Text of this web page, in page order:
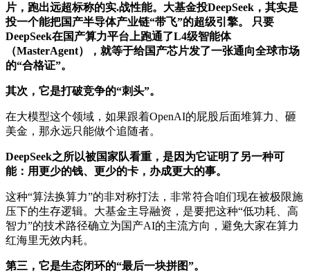
片，跑出远超标称的实.战性能。大基金投DeepSeek，其实是
投一个能把国产半导体产业链“带飞”的超级引擎。 只要
DeepSeek在国产算力平台上跑通了L4级智能体
（MasterAgent），就等于给国产芯片发了一张通向全球市场
的“合格证”。
其次，它是打破竞争的“刺头”。
在大模型这个领域，如果跟着OpenAI的屁股后面堆算力、砸
美金，那永远只能做个追随者。
DeepSeek之所以被国家队看重，是因为它证明了另一种可
能：用更少的钱、更少的卡，办成更大的事。
这种“算法换算力”的非对称打法，非常符合咱们现在被极限施
压下的生存逻辑。大基金主导融资，是要把这种“低功耗、高
智力”的技术路径确立为国产AI的主流方向，避免大家在算力
红海里无效内耗。
第三，它是生态闭环的“最后一块拼图”。